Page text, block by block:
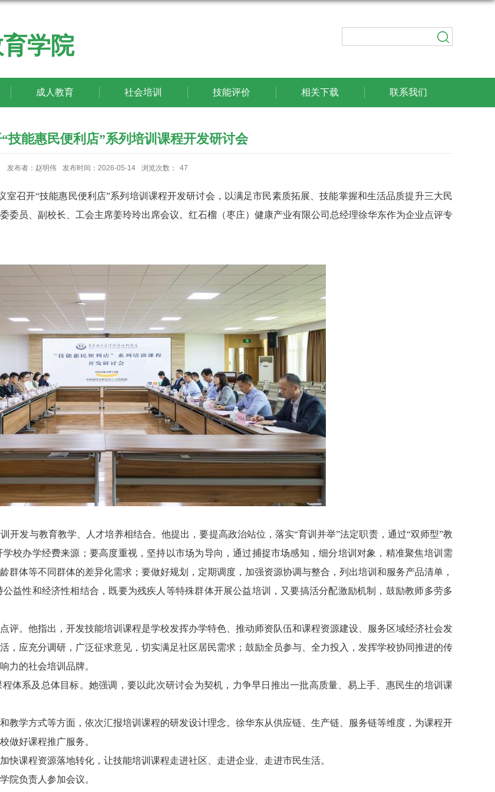
学院
成人教育 社会培训 技能评价 相关下载 联系我们
技能惠民便利店”系列培训课程开发研讨会
发布者：赵明伟 发布时间：2026-05-14 浏览次数： 47
室召开“技能惠民便利店”系列培训课程开发研讨会，以满足市民素质拓展、技能掌握和生活品质提升三大民
委员、副校长、工会主席姜玲玲出席会议。红石榴（枣庄）健康产业有限公司总经理徐华东作为企业点评专
开发与教育教学、人才培养相结合。他提出，要提高政治站位，落实“育训并举”法定职责，通过“双师型”教
校办学经费来源；要高度重视，坚持以市场为导向，通过捕捉市场感知，细分培训对象，精准聚焦培训需
体等不同群体的差异化需求；要做好规划，定期调度，加强资源协调与整合，列出培训和服务产品清单，
益性和经济性相结合，既要为残疾人等特殊群体开展公益培训，又要搞活分配激励机制，鼓励教师多劳多
评。他指出，开发技能培训课程是学校发挥办学特色、推动师资队伍和课程资源建设、服务区域经济社会发
，应充分调研，广泛征求意见，切实满足社区居民需求；鼓励全员参与、全力投入，发挥学校协同推进的传
力的社会培训品牌。
体系及总体目标。她强调，要以此次研讨会为契机，力争早日推出一批高质量、易上手、惠民生的培训课
学方式等方面，依次汇报培训课程的研发设计理念。 徐华东从供应链、生产链、服务链等维度，为课程开
做好课程推广服务。
课程资源落地转化，让技能培训课程走进社区、走进企业、走进市民生活。
院负责人参加会议。